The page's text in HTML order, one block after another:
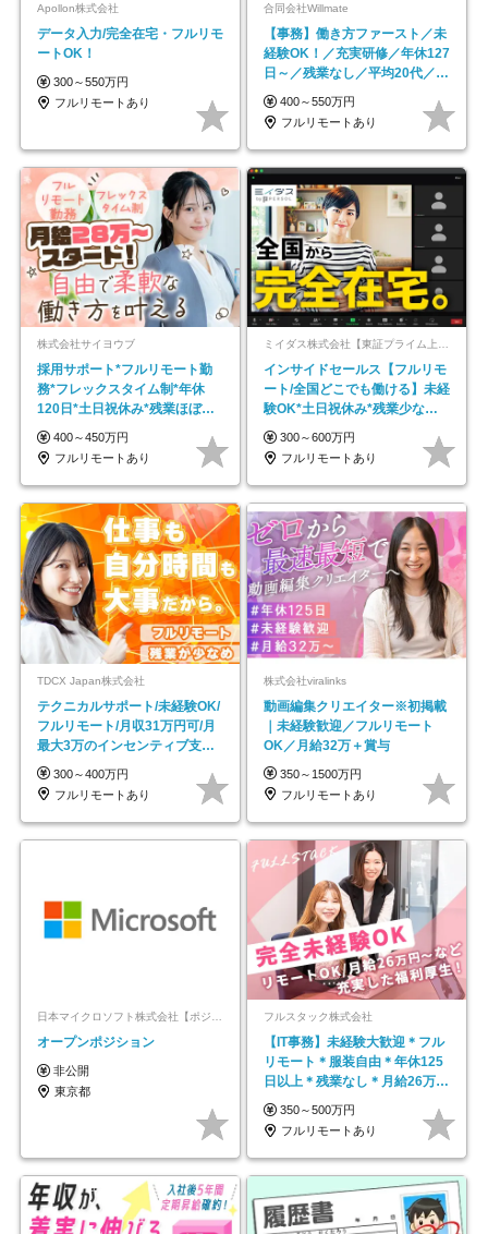
Apollon株式会社
データ入力/完全在宅・フルリモ
ートOK！
300～550万円
フルリモートあり
合同会社Willmate
【事務】働き方ファースト／未
経験OK！／充実研修／年休127
日～／残業なし／平均20代／リ
モートOK
400～550万円
フルリモートあり
株式会社サイヨウブ
採用サポート*フルリモート勤
務*フレックスタイム制*年休
120日*土日祝休み*残業ほぼな
し*育児中社員8割以上
400～450万円
フルリモートあり
ミイダス株式会社【東証プライム上場パーソルグループ】
インサイドセールス【フルリモ
ート/全国どこでも働ける】未経
験OK*土日祝休み*残業少なめ*
在宅勤務手当あり
300～600万円
フルリモートあり
TDCX Japan株式会社
テクニカルサポート/未経験OK/
フルリモート/月収31万円可/月
最大3万のインセンティブ支給/
平均年齢33歳
300～400万円
フルリモートあり
株式会社viralinks
動画編集クリエイター※初掲載
｜未経験歓迎／フルリモート
OK／月給32万＋賞与
350～1500万円
フルリモートあり
日本マイクロソフト株式会社【ポジションマッチ登録】
オープンポジション
非公開
東京都
フルスタック株式会社
【IT事務】未経験大歓迎＊フル
リモート＊服装自由＊年休125
日以上＊残業なし＊月給26万円
以上
350～500万円
フルリモートあり